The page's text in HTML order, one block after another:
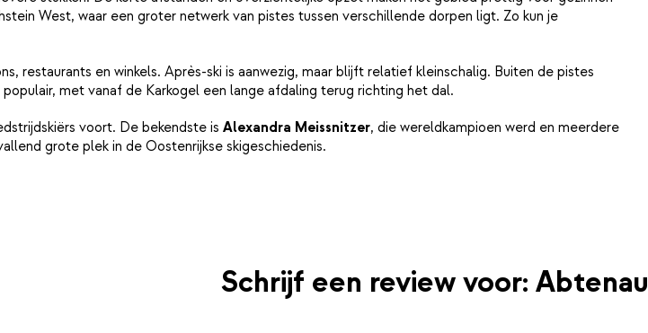
West, waar een groter netwerk van pistes tussen verschillende dorpen ligt. Zo kun je
restaurants en winkels. Après-ski is aanwezig, maar blijft relatief kleinschalig. Buiten de pistes
met vanaf de Karkogel een lange afdaling terug richting het dal.
voort. De bekendste is Alexandra Meissnitzer, die wereldkampioen werd en meerdere
grote plek in de Oostenrijkse skigeschiedenis.
Schrijf een review voor: Abtenau